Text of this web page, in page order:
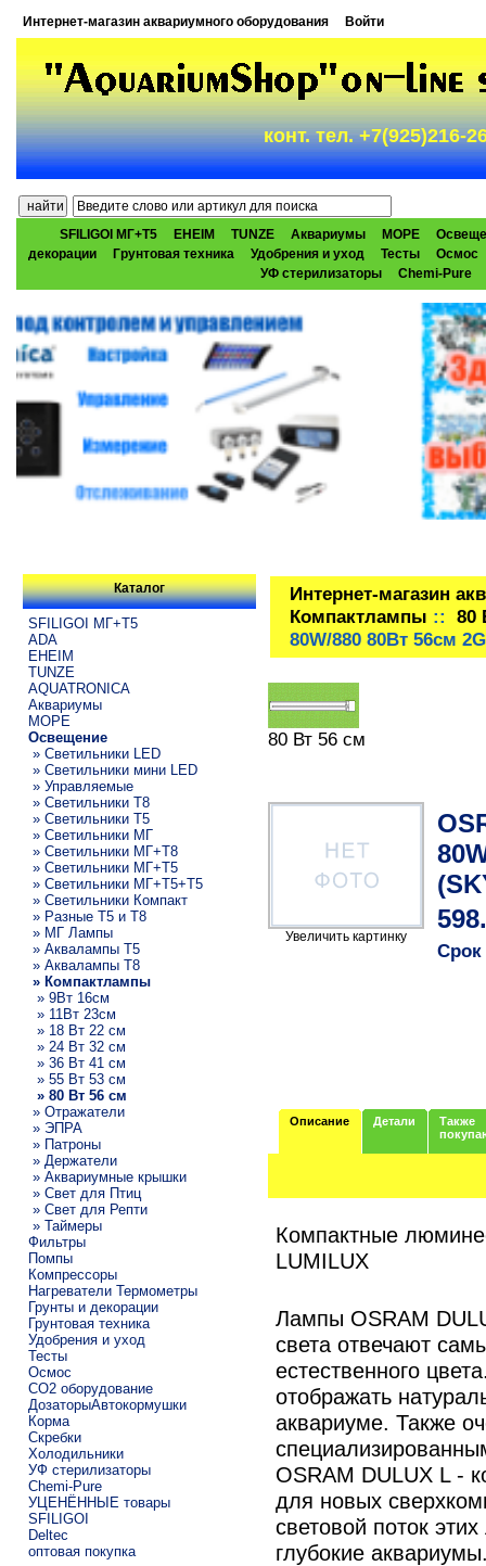
Интернет-магазин аквариумного оборудования Войти
конт. тел. +7(925)216-
SFILIGOI МГ+Т5 EHEIM TUNZE Аквариумы МОРЕ
декорации
Грунтовая техника Удобрения и уход Тесты
Осмос
УФ стерилизаторы
Chemi-Pure
Каталог
SFILIGOI МГ+Т5
ADA
EHEIM
TUNZE
AQUATRONICA
Аквариумы
МОРЕ
Освещение
» Светильники LED
» Светильники мини LED
» Управляемые
» Светильники T8
» Светильники T5
» Светильники МГ
» Светильники МГ+T8
» Светильники МГ+T5
» Светильники МГ+T5+T5
» Светильники Компакт
» Разные T5 и T8
» МГ Лампы
» Аквалампы T5
» Аквалампы T8
» Компактлампы
» 9Вт 16см
» 11Вт 23см
» 18 Вт 22 см
» 24 Вт 32 см
» 36 Вт 41 см
» 55 Вт 53 см
» 80 Вт 56 см
» Отражатели
» ЭПРА
» Патроны
» Держатели
» Аквариумные крышки
» Свет для Птиц
» Свет для Репти
» Таймеры
Фильтры
Помпы
Компрессоры
Нагреватели Термометры
Грунты и декорации
Грунтовая техника
Удобрения и уход
Тесты
Осмос
CO2 оборудование
ДозаторыАвтокормушки
Корма
Скребки
Холодильники
УФ стерилизаторы
Chemi-Pure
УЦЕНЁННЫЕ товары
SFILIGOI
Deltec
оптовая покупка
Интернет-магазин
Компактлампы :: 80
80W/880 80Вт 56см
80 Вт 56 см
Увеличить картинку
Срок
Описание Детали
Также
Компактные
LUMILUX
Лампы OSRAM
света отвечают
естественного
отображать
аквариуме. Также
OSRAM DULUX L -
для новых
световой поток
глубокие